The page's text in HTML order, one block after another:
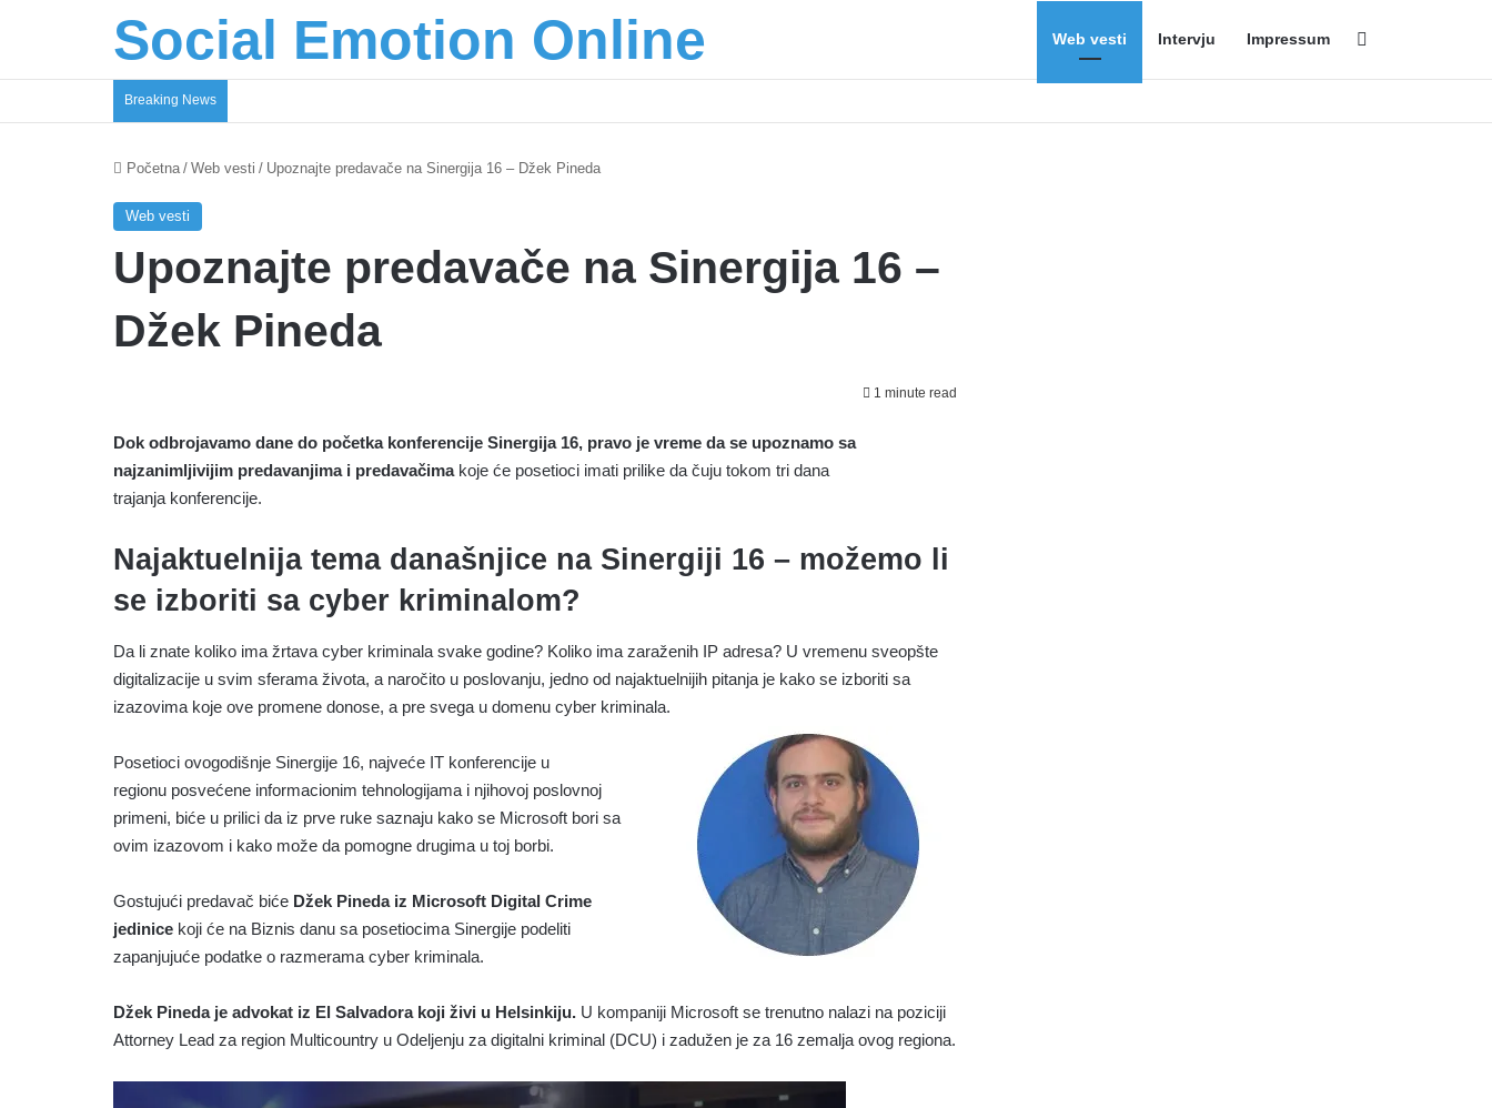
Social Emotion Online Web vesti Intervju Impressum
Breaking News
Početna / Web vesti / Upoznajte predavače na Sinergija 16 – Džek Pineda
Web vesti
Upoznajte predavače na Sinergija 16 –
Džek Pineda
1 minute read
Dok odbrojavamo dane do početka konferencije Sinergija 16, pravo je vreme da se upoznamo sa
najzanimljivijim predavanjima i predavačimakoje će posetioci imati prilike da čuju tokom tri dana
trajanja konferencije.
Najaktuelnija tema današnjice na Sinergiji 16 – možemo li
se izboriti sa cyber kriminalom?
Da li znate koliko ima žrtava cyber kriminala svake godine? Koliko ima zaraženih IP adresa? U vremenu sveopšte
digitalizacije u svim sferama života, a naročito u poslovanju, jedno od najaktuelnijih pitanja je kako se izboriti sa
izazovima koje ove promene donose, a pre svega u domenu cyber kriminala.
Posetioci ovogodišnje Sinergije 16, najveće IT konferencije u
regionu posvećene informacionim tehnologijama i njihovoj poslovnoj
primeni, biće u prilici da iz prve ruke saznaju kako se Microsoft bori sa
ovim izazovom i kako može da pomogne drugima u toj borbi.
Gostujući predavač biće Džek Pineda iz Microsoft Digital Crime
jedinice koji će na Biznis danu sa posetiocima Sinergije podeliti
zapanjujuće podatke o razmerama cyber kriminala.
Džek Pineda je advokat iz El Salvadora koji živi u Helsinkiju. U kompaniji Microsoft se trenutno nalazi na poziciji
Attorney Lead za region Multicountry u Odeljenju za digitalni kriminal (DCU) i zadužen je za 16 zemalja ovog regiona.